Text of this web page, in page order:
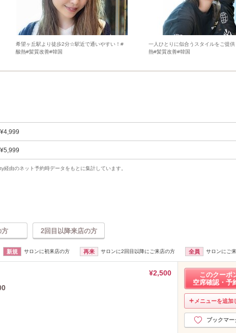
希望ヶ丘駅より徒歩2分☆駅近で通いやすい！#
酸熱#髪質改善#韓国
一人ひとりに似合うスタイルをご提供
熱#髪質改善#韓国
由のネット予約時データをもとに集計しています。
方 2回目以降来店の方
新規 サロンに初来店の方 再来 サロンに2回目以降にご来店の方 全員 サロンにご
¥2,500
このクーポ
空席確認・予
メニューを追加
ブックマー